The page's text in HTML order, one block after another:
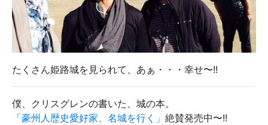
たくさん姫路城を見られて、あぁ・・・幸せ〜!!
僕、クリスグレンの書いた、城の本。
「豪州人歴史愛好家、名城を行く」 絶賛発売中〜!!